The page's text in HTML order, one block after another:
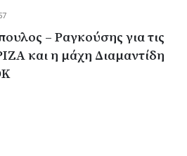
– Ραγκούσης για τις
και η μάχη Διαμαντίδη